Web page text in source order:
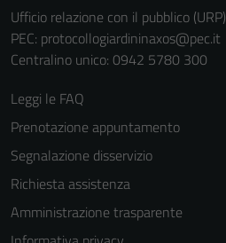
Ufficio relazione con il pubblico (URP)
PEC: protocollogiardininaxos@pec.it
Centralino unico: 0942 5780 300
Leggi le FAQ
Prenotazione appuntamento
Segnalazione disservizio
Richiesta assistenza
Amministrazione trasparente